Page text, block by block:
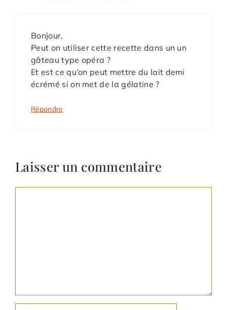
Bonjour,
Peut on utiliser cette recette dans un un
gâteau type opéra ?
Et est ce qu’on peut mettre du lait demi
écrémé si on met de la gélatine ?
Répondre
Laisser un commentaire